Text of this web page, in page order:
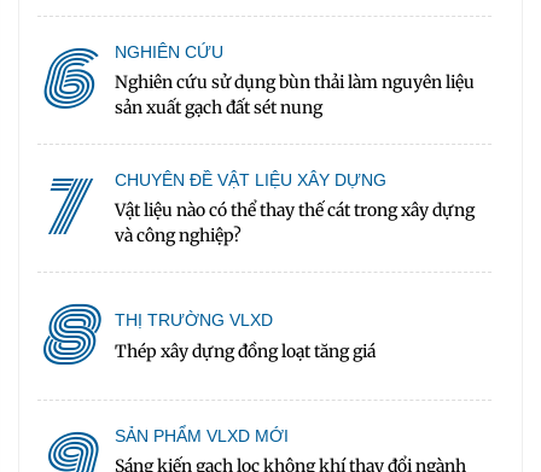
6 NGHIÊN CỨU
Nghiên cứu sử dụng bùn thải làm nguyên liệu
sản xuất gạch đất sét nung
7 CHUYÊN ĐỀ VẬT LIỆU XÂY DỰNG
Vật liệu nào có thể thay thế cát trong xây dựng
và công nghiệp?
8 THỊ TRƯỜNG VLXD
Thép xây dựng đồng loạt tăng giá
SẢN PHẨM VLXD MỚI
Sáng kiến gạch lọc không khí thay đổi ngành